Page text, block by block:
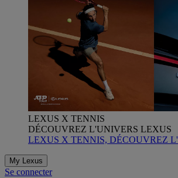
LEXUS X TENNIS
DÉCOUVREZ L'UNIVERS LEXUS
LEXUS X TENNIS, DÉCOUVREZ
My Lexus
Se connecter